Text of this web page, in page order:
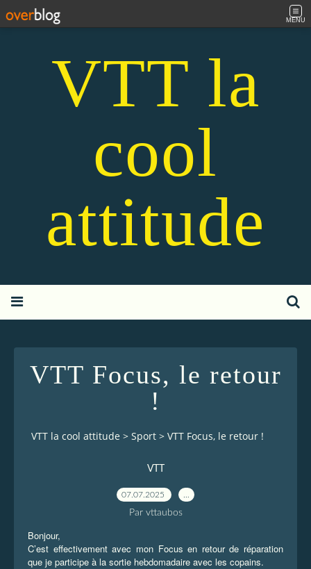
MENU
VTT la
cool
attitude
VTT Focus, le retour
!
VTT la cool attitude > Sport > VTT Focus, le retour !
VTT
07.07.2025
Par vttaubos
Bonjour,
C’est effectivement avec mon Focus en retour de réparation
que je participe à la sortie hebdomadaire avec les copains.